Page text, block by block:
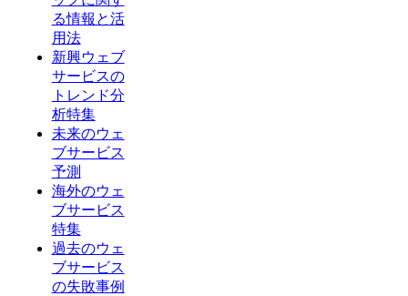
る情報と活
用法
新興ウェブ
サービスの
トレンド分
析特集
未来のウェ
ブサービス
予測
海外のウェ
ブサービス
特集
過去のウェ
ブサービス
の失敗事例